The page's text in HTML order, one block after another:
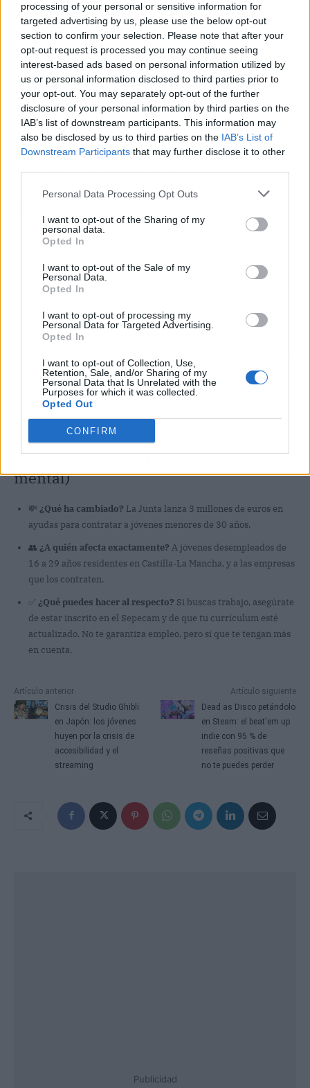
processing of your personal or sensitive information for
targeted advertising by us, please use the below opt-out
section to confirm your selection. Please note that after your
opt-out request is processed you may continue seeing
interest-based ads based on personal information utilized by
us or personal information disclosed to third parties prior to
your opt-out. You may separately opt-out of the further
disclosure of your personal information by third parties on the
IAB’s list of downstream participants. This information may
also be disclosed by us to third parties on the IAB’s List of
Downstream Participants that may further disclose it to other
Personal Data Processing Opt Outs
I want to opt-out of the Sharing of my
personal data.
Opted In
I want to opt-out of the Sale of my
Personal Data.
Opted In
I want to opt-out of processing my
Personal Data for Targeted Advertising.
Opted In
I want to opt-out of Collection, Use,
Retention, Sale, and/or Sharing of my
Personal Data that Is Unrelated with the
Purposes for which it was collected.
Opted Out
CONFIRM
Además, muchas de estas ayudas obligan a que
el contrato sea indefinido, lo que disuade a las
empresas más pequeñas. Aunque está bien que
se prime la estabilidad, lo cierto es que la
mayoría de los jóvenes de la región acaban en
trabajos temporales, de unos meses, sin opción
a ayuda. Resumiendo: la intención es buena,
perose queda corta en cantidad y en la
realidad del día a día. De momento, toca
apuntarse y cruzar los dedos.
Plazo:Desde el 8 de mayo hasta el 7 de junio de 2026.
Quién puede pedirlo:
Empresas, autónomos y entidades con
centro de trabajo en Castilla-La Mancha que contraten jóvenes
menores de 30 años en situación de desempleo.
Cuánto:Hasta 6.000 euros por contrato indefinido a jornada
completa. Proporcional en tiempo parcial.
Comunidades de Castilla-La Mancha, en el apartado de ayudas
al empleo.(La convocatoria se ha publicado hoy en el Diario
Oficial de Castilla-La Mancha; busca el extracto en la web
oficial.)
En resumen (para tu bolsillo y tu salud
mental)
💸 ¿Qué ha cambiado? La Junta lanza 3 millones de euros en
ayudas para contratar a jóvenes menores de 30 años.
👥 ¿A quién afecta exactamente? A jóvenes desempleados de
16 a 29 años residentes en Castilla-La Mancha, y a las empresas
que los contraten.
¿Qué puedes hacer al respecto? Si buscas trabajo, asegúrate
de estar inscrito en el Sepecam y de que tu currículum esté
actualizado. No te garantiza empleo, pero sí que te tengan más
en cuenta.
Artículo anterior
Crisis del Studio Ghibli
en Japón: los jóvenes
huyen por la crisis de
accesibilidad y el
streaming
Artículo siguiente
Dead as Disco petándolo
en Steam: el beat'em up
indie con 95 % de
reseñas positivas que
no te puedes perder
Publicidad